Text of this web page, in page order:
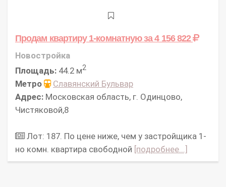
Продам квартиру 1-комнатнуюза 4 156 822
Новостройка
Площадь: 44.2 м2
Метро
Славянский Бульвар
Адрес: Московская область, г. Одинцово,
Чистяковой,8
Лот: 187. По цене ниже, чем у застройщика 1-
но комн. квартира свободной [подробнее...]